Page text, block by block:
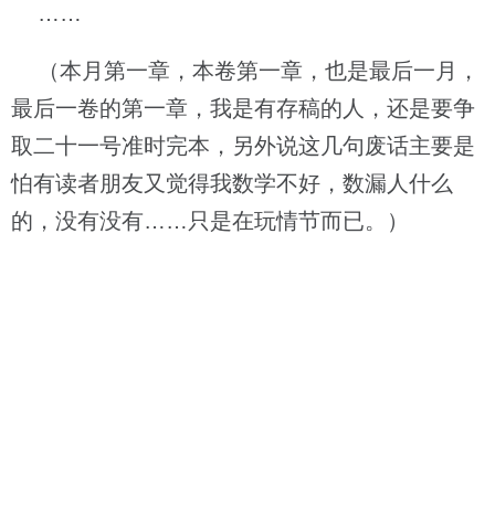
……
（本月第一章，本卷第一章，也是最后一月，
最后一卷的第一章，我是有存稿的人，还是要争
取二十一号准时完本，另外说这几句废话主要是
怕有读者朋友又觉得我数学不好，数漏人什么
的，没有没有……只是在玩情节而已。）